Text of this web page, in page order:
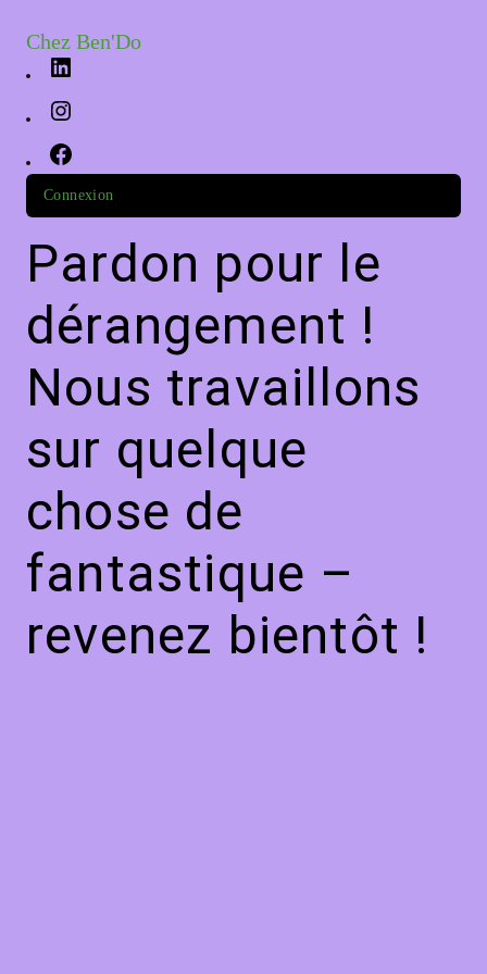
Chez Ben'Do
Connexion
Pardon pour le
dérangement !
Nous travaillons
sur quelque
chose de
fantastique –
revenez bientôt !